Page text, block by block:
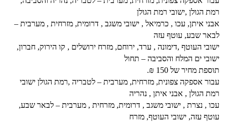
רמת הגולן ,ישובי רמת הגולן
אבני איתן, עכו , כרמיאל , ישובי משגב , דרומית, מזרחית , מערבית –
לבאר שבע, עוטף עזה
ישובי העוטף ,דימונה , ערד, ירוחם, מזרח ירושלים , קו הירוק, חברון,
ישובי ים המלח והסביבה – תחול
תוספת מחיר של 150 ₪.
עבור אספקה צפונית, מזרחית, מערבית – לטבריה ,רמת הגולן ישובי
רמת הגולן , אבני איתן , נהריה
עכו , נצרת , ישובי משגב , דרומית, מזרחית , מערבית – לבאר שבע,
עוטף עזה, ישובי העוטף, מזרח